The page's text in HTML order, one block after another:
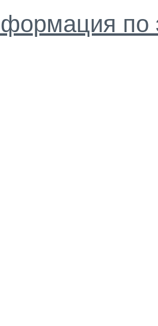
по